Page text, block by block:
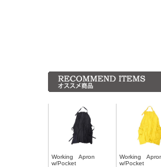
Working Apron
w/Pocket
Working
w/Pocket